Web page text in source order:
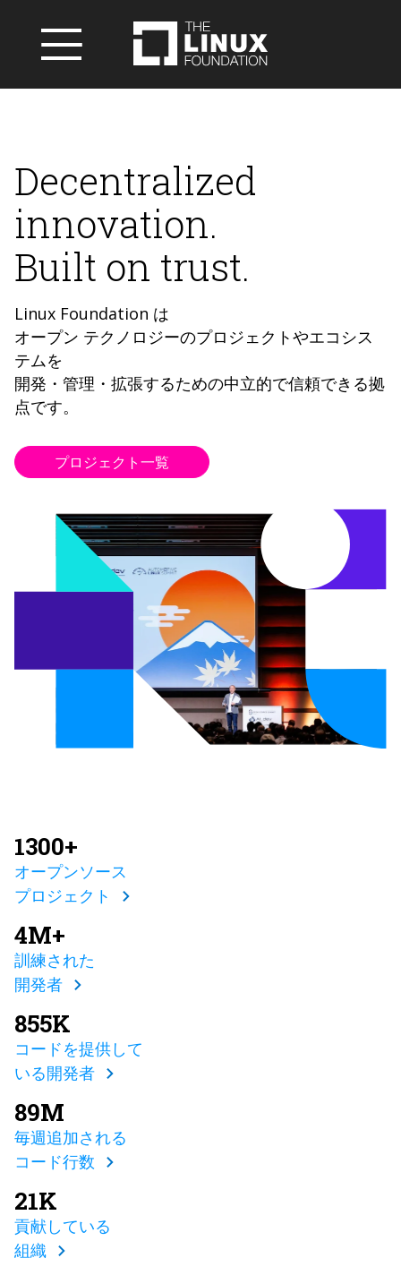
Decentralized
innovation.
Built on trust.
Linux Foundation は
オープン テクノロジーのプロジェクトやエコシス
テムを
開発・管理・拡張するための中立的で信頼できる拠
点です。
プロジェクト一覧
1300+
オープンソース
プロジェクト
4M+
訓練された
開発者
855K
コードを提供して
いる開発者
89M
毎週追加される
コード行数
21K
貢献している
組織